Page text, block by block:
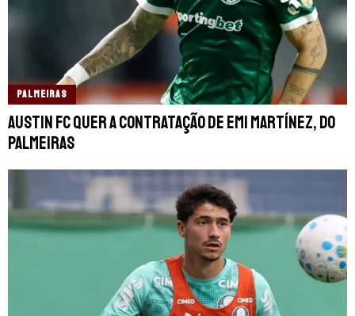
PALMEIRAS
Austin FC quer a contratação de Emi Martínez, do
Palmeiras